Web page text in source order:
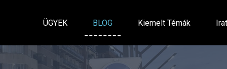
ÜGYEK BLOG Kiemelt Témák